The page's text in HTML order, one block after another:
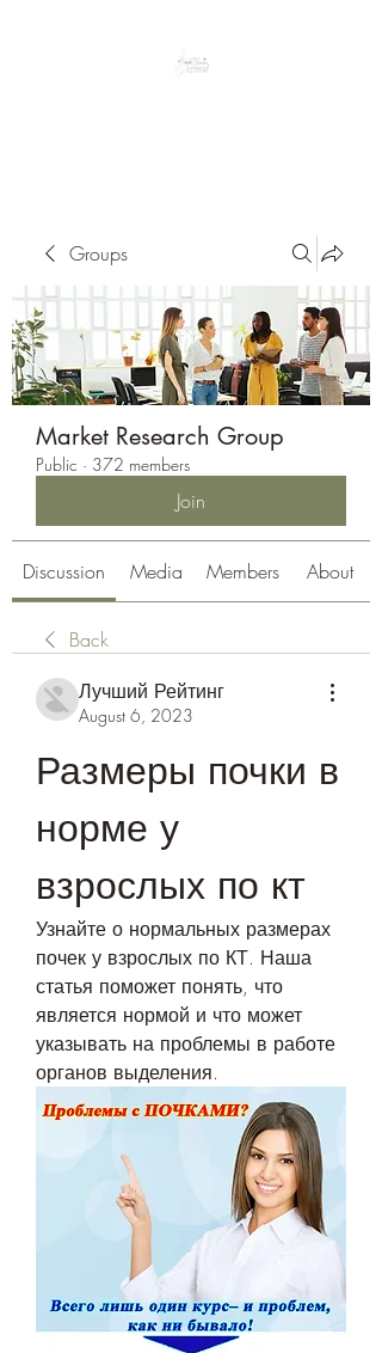
Groups
Market Research Group
Public · 372 members
Join
Discussion Media Members About
Back
Лучший Рейтинг
August 6, 2023
Размеры почки в
норме у
взрослых по кт
Узнайте о нормальных размерах
почек у взрослых по КТ. Наша
статья поможет понять, что
является нормой и что может
указывать на проблемы в работе
органов выделения.